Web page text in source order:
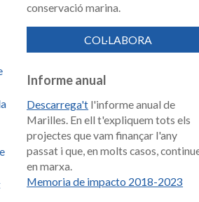
conservació marina.
COL·LABORA
Informe anual
Descarrega't l'informe anual de
Marilles. En ell t'expliquem tots els
projectes que vam finançar l'any
passat i que, en molts casos,
en marxa.
Memoria de impacto 2018-2023